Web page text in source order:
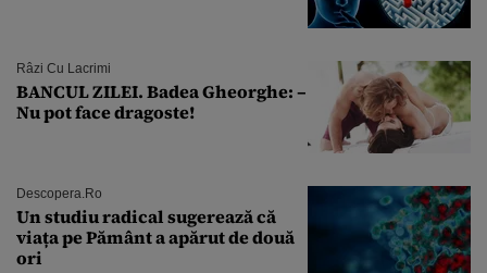
Râzi Cu Lacrimi
BANCUL ZILEI. Badea Gheorghe: –
Nu pot face dragoste!
Descopera.ro
Un studiu radical sugerează că
viața pe Pământ a apărut de două
ori